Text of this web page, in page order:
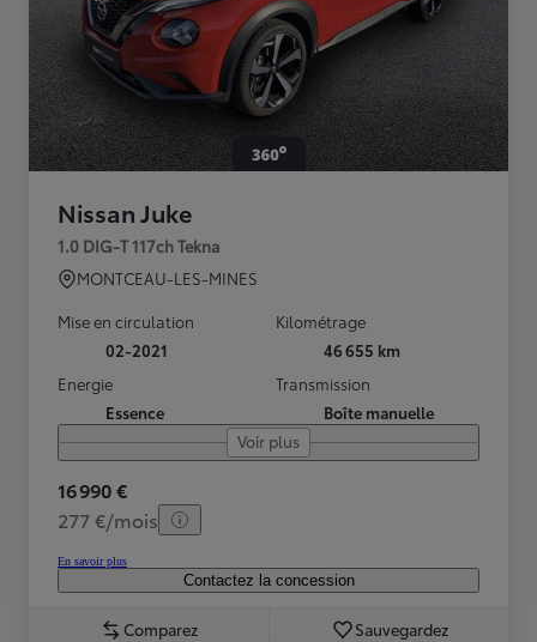
Nissan Juke
1.0 DIG-T 117ch Tekna
MONTCEAU-LES-MINES
Mise en circulation
02-2021
Kilométrage
46 655 km
Energie
Essence
Transmission
Boîte manuelle
Voir plus
16 990 €
277 €/mois
En savoir plus
Contactez la concession
Comparez Sauvegardez